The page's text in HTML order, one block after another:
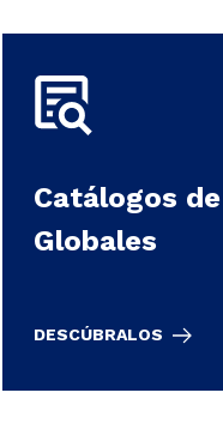
Catálogos
Globales
DESCÚBRALOS